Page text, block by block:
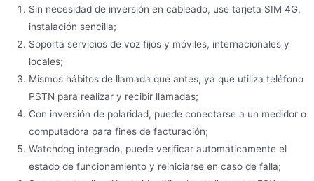
Sin necesidad de inversión en cableado, use tarjeta SIM 4G,
instalación sencilla;
Soporta servicios de voz fijos y móviles, internacionales y
locales;
Mismos hábitos de llamada que antes, ya que utiliza teléfono
PSTN para realizar y recibir llamadas;
Con inversión de polaridad, puede conectarse a un medidor o
computadora para fines de facturación;
Watchdog integrado, puede verificar automáticamente el
estado de funcionamiento y reiniciarse en caso de falla;